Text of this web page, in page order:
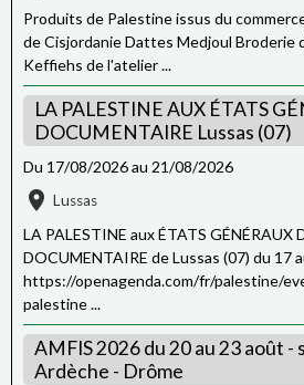
Produits de Palestine issus du
de Cisjordanie Dattes Medjoul Broderie
Keffiehs de l'atelier ...
LA PALESTINE AUX ÉTATS
DOCUMENTAIRE Lussas (07)
Du 17/08/2026au 21/08/2026
Lussas
LA PALESTINE aux ÉTATS GÉNÉRAUX
DOCUMENTAIRE de Lussas (07) du 17
https://openagenda.com/fr/palestine/
palestine ...
AMFIS 2026 du 20 au 23 août -
Ardèche - Drôme